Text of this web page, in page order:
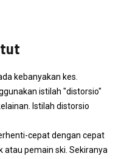
kebanyakan kes.
istilah "distorsio"
Istilah distorsio
cepat dengan cepat
atau pemain ski. Sekiranya